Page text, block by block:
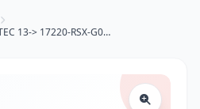
WH 2080 HONDA CRV IV 1.6 İ-DTEC 13-> 17220-RSX-G01 Hava Filtresi